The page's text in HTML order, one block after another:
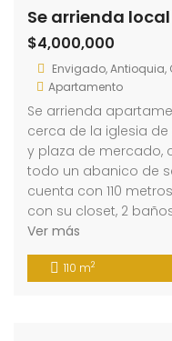
$4,000,000
Envigado, Antioquia,
Apartamento
Se arrienda
cerca de la iglesia
y plaza de mercado,
todo un abanico de
cuenta con 110
con su closet, 2
Ver más
110 m2